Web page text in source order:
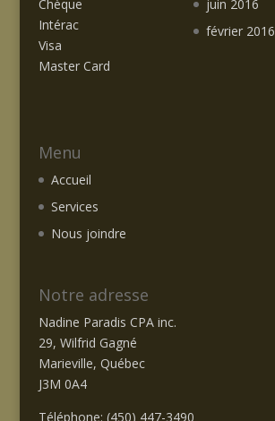
Chèque
Intérac
Visa
Master Card
juin 2016
février 2016
Menu
Accueil
Services
Nous joindre
Notre adresse
Nadine Paradis CPA inc.
29, Wilfrid Gagné
Marieville, Québec
J3M 0A4
Téléphone: (450) 447-3490